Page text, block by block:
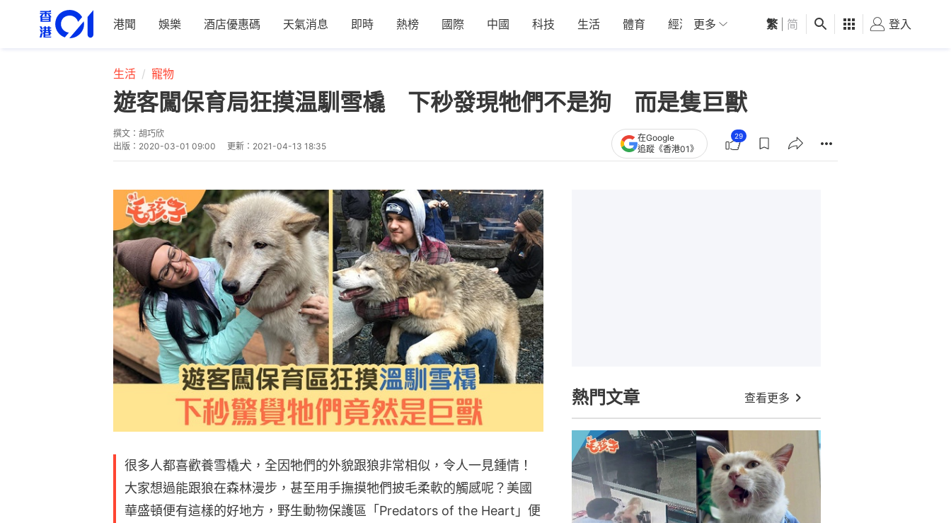
港聞 娛樂 酒店優惠碼 天氣消息 即時 熱榜 國際 中國 科技 生活 體育 經濟 01深圳 觀點 健康 好食玩飛
更多 繁 简 登入
生活 寵物
遊客闖保育局狂摸温馴雪橇 下秒發現牠們不是狗 而是隻巨獸
撰文： 胡巧欣
出版： 2020-03-01 09:00 更新： 2021-04-13 18:35
在Google
追蹤《香港01》
29
很多人都喜歡養雪橇犬，全因牠們的外貌跟狼非常相似，令人一見鍾情！
大家想過能跟狼在森林漫步，甚至用手撫摸牠們披毛柔軟的觸感呢？美國
華盛頓便有這樣的好地方，野生動物保護區「Predators of the Heart」便
熱門文章 查看更多